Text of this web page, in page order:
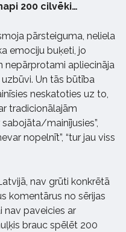
200 cilvēki…
pārsteiguma, neliela
emociju buķeti, jo
nepārprotami apliecināja
Un tās būtība
neskatoties uz to,
tradicionālajām
mainījusies”,
nopelnīt”, “tur jau viss
nav grūti konkrētā
komentārus no sērijas
nav paveicies ar
brauc spēlēt 200